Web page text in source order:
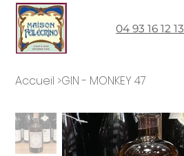
04 93 16 12 13
Accueil >GIN - MONKEY 47